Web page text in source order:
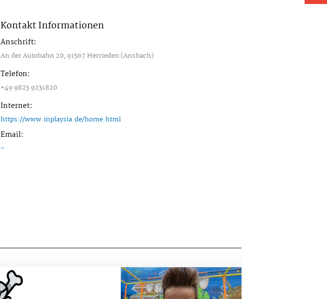
Kontakt Informationen
Anschrift:
An der Autobahn 20, 91567 Herrieden (Ansbach)
Telefon:
+49 9825 9231820
Internet:
https://www.inplaysia.de/home.html
Email:
-